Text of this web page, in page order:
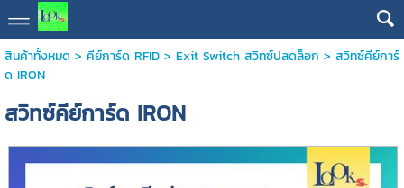
สินค้าทั้งหมด> คีย์การ์ด RFID> Exit Switch สวิทซ์ปลดล็อก > สวิทซ์คีย์การ์
ด IRON
สวิทซ์คีย์การ์ด IRON